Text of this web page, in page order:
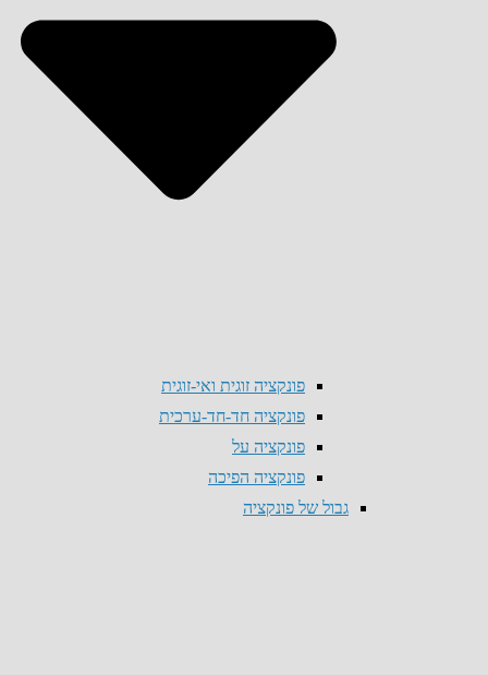
פונקציה זוגית ואי-זוגית
פונקציה חד-חד-ערכית
פונקציה על
פונקציה הפיכה
גבול של פונקציה